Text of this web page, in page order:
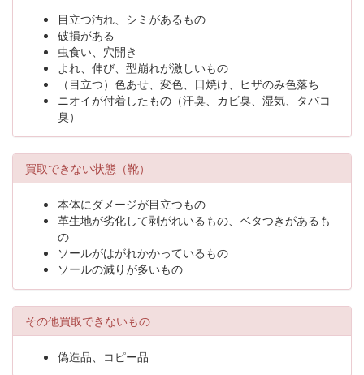
目立つ汚れ、シミがあるもの
破損がある
虫食い、穴開き
よれ、伸び、型崩れが激しいもの
（目立つ）色あせ、変色、日焼け、ヒザのみ色落ち
ニオイが付着したもの（汗臭、カビ臭、湿気、タバコ
臭）
買取できない状態（靴）
本体にダメージが目立つもの
革生地が劣化して剥がれいるもの、ベタつきがあるも
の
ソールがはがれかかっているもの
ソールの減りが多いもの
その他買取できないもの
偽造品、コピー品